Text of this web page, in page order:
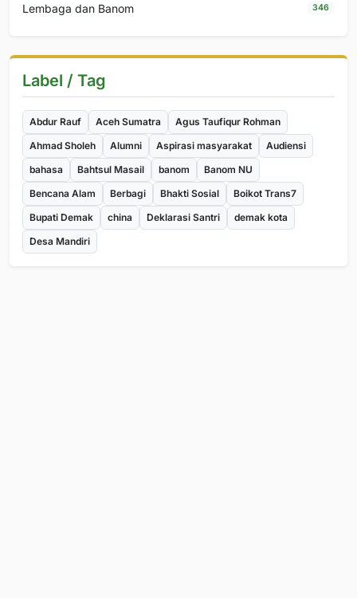
Lembaga dan Banom 346
Label / Tag
Abdur Rauf Aceh Sumatra
Agus Taufiqur Rohman
Ahmad Sholeh
Alumni Aspirasi masyarakat
Audiensi
bahasa
Bahtsul Masail banom
Banom NU
Bencana Alam
Berbagi Bhakti Sosial
Boikot Trans7
Bupati Demak
china Deklarasi Santri
demak kota
Desa Mandiri